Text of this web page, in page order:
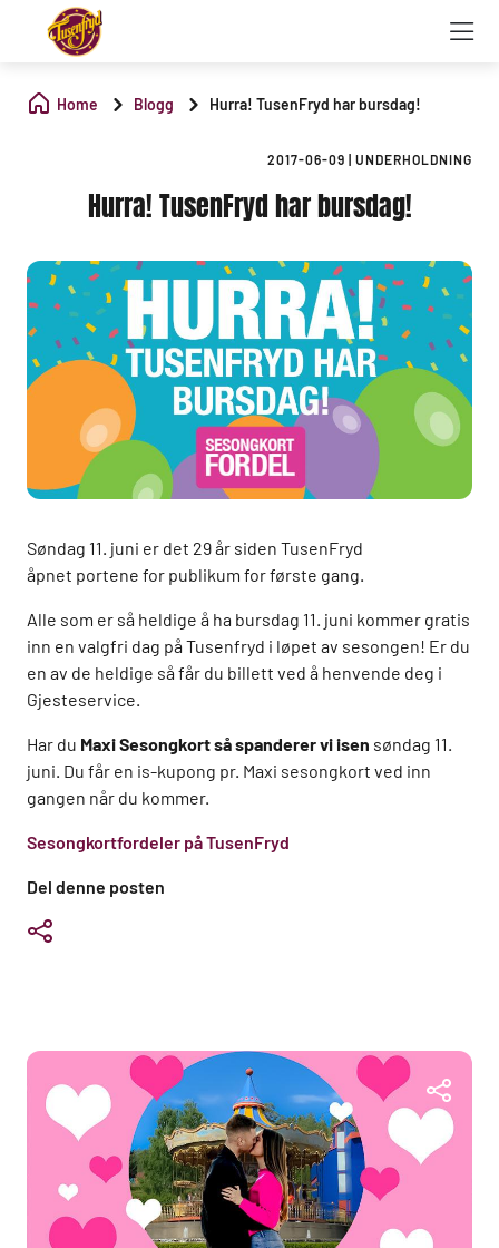
Home Blogg Hurra! TusenFryd har bursdag!
2017-06-09 UNDERHOLDNING
Hurra! TusenFryd har bursdag!
Del denne posten
Søndag 11. juni er det 29 år siden TusenFryd
åpnet portene for publikum for første gang.
Alle som er så heldige å ha bursdag 11. juni kommer gratis
inn en valgfri dag på Tusenfryd i løpet av sesongen! Er du
en av de heldige så får du billett ved å henvende deg i
Gjesteservice.
Har du Maxi Sesongkort så spanderer vi isen søndag 11.
juni. Du får en is-kupong pr. Maxi sesongkort ved inn
gangen når du kommer.
Sesongkortfordeler på TusenFryd